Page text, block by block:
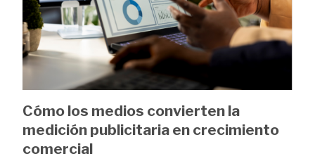
Cómo los medios convierten la
medición publicitaria en crecimiento
comercial